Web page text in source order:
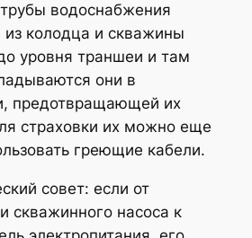
водоснабжения
из колодца и скважины
уровня траншеи и там
они в
предотвращающей их
страховки их можно еще
греющие кабели.
совет: если от
скважинного насоса к